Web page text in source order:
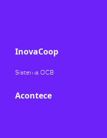
InovaCoop
Sistema OCB
Acontece